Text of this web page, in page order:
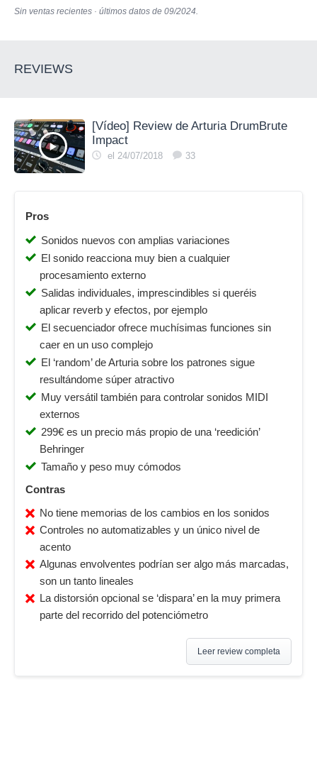
Sin ventas recientes · últimos datos de 09/2024.
REVIEWS
[Vídeo] Review de Arturia DrumBrute
Impact
el 24/07/2018 33
Pros
Sonidos nuevos con amplias variaciones
El sonido reacciona muy bien a cualquier
procesamiento externo
Salidas individuales, imprescindibles si queréis
aplicar reverb y efectos, por ejemplo
El secuenciador ofrece muchísimas funciones sin
caer en un uso complejo
El ‘random’ de Arturia sobre los patrones sigue
resultándome súper atractivo
Muy versátil también para controlar sonidos MIDI
externos
299€ es un precio más propio de una ‘reedición’
Behringer
Tamaño y peso muy cómodos
Contras
No tiene memorias de los cambios en los sonidos
Controles no automatizables y un único nivel de
acento
Algunas envolventes podrían ser algo más marcadas,
son un tanto lineales
La distorsión opcional se ‘dispara’ en la muy primera
parte del recorrido del potenciómetro
Leer review completa